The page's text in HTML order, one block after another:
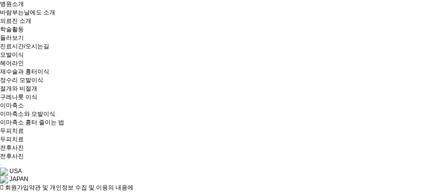
병원소개
바람부는날에도 소개
의료진 소개
학술활동
둘러보기
진료시간/오시는길
모발이식
헤어라인
재수술과 흉터이식
정수리 모발이식
절개와 비절개
구레나룻 이식
이마축소
이마축소와 모발이식
이마축소 흉터 줄이는 법
두피치료
두피치료
전후사진
전후사진
USA
JAPAN
회원가입약관 및 개인정보 수집 및 이용의 내용에